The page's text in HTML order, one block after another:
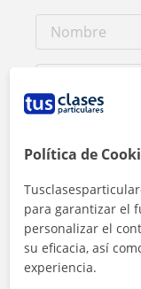
Política de
para garantizar el
personalizar el
su eficacia, así
experiencia.